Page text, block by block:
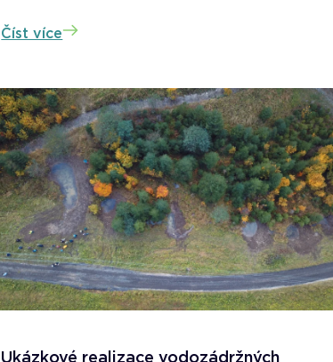
Číst více
Ukázkové realizace vodozádržných